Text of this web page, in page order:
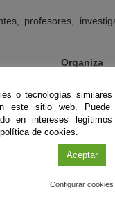
profesores,
Organiza
Inscripción
el 15 de mayo de
Más información
Bases de
o tecnologías
este sitio web. Puede
en intereses
de cookies.
Aceptar
Configurar cookies